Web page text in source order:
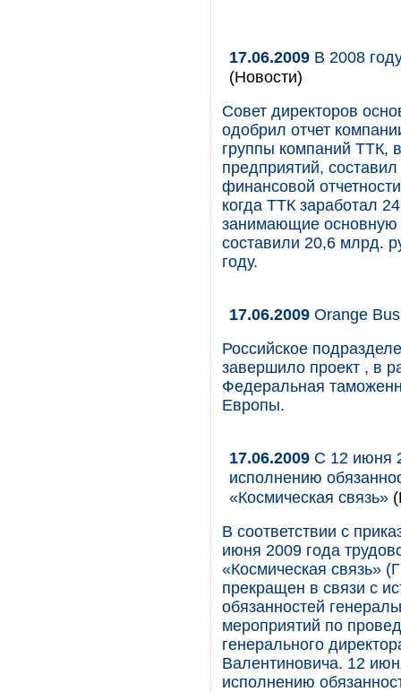
17.06.2009 В 2008
(Новости)
Совет директоров
одобрил отчет
группы компаний ТТК,
предприятий,
финансовой
когда ТТК заработал
занимающие основную
составили 20,6 млрд.
году.
17.06.2009 Orange
Российское
завершило проект , в
Федеральная
Европы.
17.06.2009 С 12 июня
исполнению
«Космическая связь»
В соответствии с
июня 2009 года
«Космическая связь»
прекращен в связи с
обязанностей
мероприятий по
генерального
Валентиновича. 12
исполнению